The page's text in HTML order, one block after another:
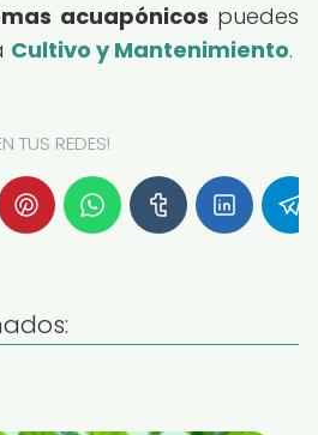
acuapónicos puedes
Cultivo y Mantenimiento.
TUS REDES!